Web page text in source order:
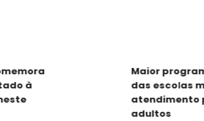
à
Maior
das escolas
atendimento
adultos